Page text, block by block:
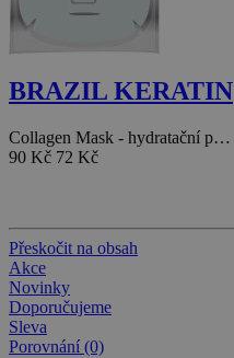
BRAZIL KERATIN
Collagen Mask - hydratační p…
90 Kč 72 Kč
Přeskočit na obsah
Akce
Novinky
Doporučujeme
Sleva
Porovnání (0)